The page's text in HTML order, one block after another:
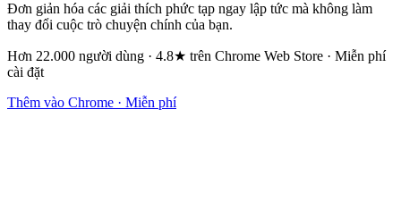
Đơn giản hóa các giải thích phức tạp ngay lập tức mà không làm
thay đổi cuộc trò chuyện chính của bạn.
Hơn 22.000 người dùng · 4.8★ trên Chrome Web Store · Miễn phí
cài đặt
Thêm vào Chrome · Miễn phí